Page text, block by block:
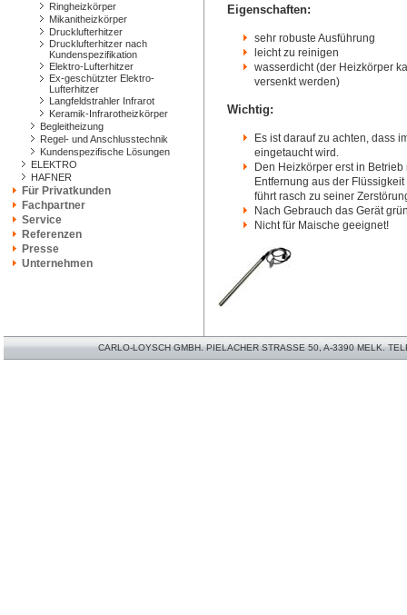
Ringheizkörper
Mikanitheizkörper
Drucklufterhitzer
Drucklufterhitzer nach
Kundenspezifikation
Elektro-Lufterhitzer
Ex-geschützter Elektro-
Lufterhitzer
Langfeldstrahler Infrarot
Keramik-Infrarotheizkörper
Begleitheizung
Regel- und Anschlusstechnik
Kundenspezifische Lösungen
ELEKTRO
HAFNER
Für Privatkunden
Fachpartner
Service
Referenzen
Presse
Unternehmen
Eigenschaften:
sehr robuste Ausführung
leicht zu reinigen
wasserdicht (der Heizkörper
versenkt werden)
Wichtig:
Es ist darauf zu achten, dass
eingetaucht wird.
Den Heizkörper erst in
Entfernung aus der
führt rasch zu seiner
Nach Gebrauch das Gerät
Nicht für Maische geeignet!
CARLO-LOYSCH GMBH. PIELACHER STRASSE 50, A-3390 MELK.